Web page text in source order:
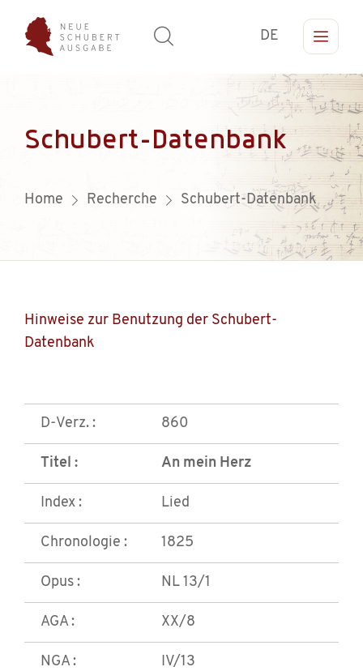
DE
Schubert-Datenbank
Home Recherche Schubert-Datenbank
Hinweise zur Benutzung der Schubert-
Datenbank
D-Verz. : 860
Titel : An mein Herz
Index : Lied
Chronologie : 1825
Opus : NL 13/1
AGA : XX/8
NGA : IV/13